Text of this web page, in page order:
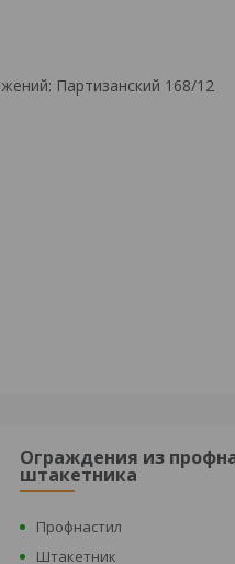
Партизанский 168/12
Ограждения из
штакетника
Профнастил
Штакетник